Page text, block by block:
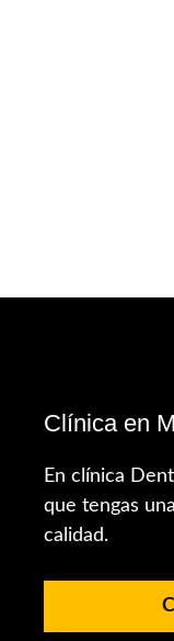
Clínica en
En clínica
que tengas
calidad.